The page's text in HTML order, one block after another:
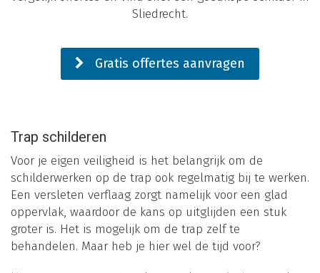
Sliedrecht.
Gratis offertes aanvragen
Trap schilderen
Voor je eigen veiligheid is het belangrijk om de
schilderwerken op de trap ook regelmatig bij te werken.
Een versleten verflaag zorgt namelijk voor een glad
oppervlak, waardoor de kans op uitglijden een stuk
groter is. Het is mogelijk om de trap zelf te
behandelen. Maar heb je hier wel de tijd voor?